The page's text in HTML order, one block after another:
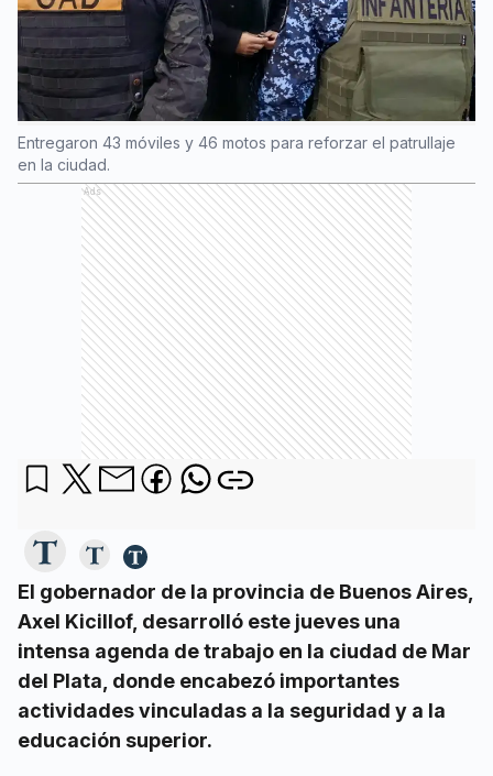
Entregaron 43 móviles y 46 motos para reforzar el patrullaje
en la ciudad.
Ads
El gobernador de la provincia de Buenos Aires,
Axel Kicillof, desarrolló este jueves una
intensa agenda de trabajo en la ciudad de Mar
del Plata, donde encabezó importantes
actividades vinculadas a la seguridad y a la
educación superior.